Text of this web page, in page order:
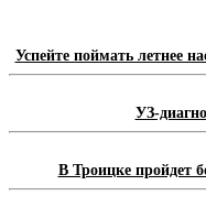
Успейте поймать летнее
УЗ-
В Троицке пройдет